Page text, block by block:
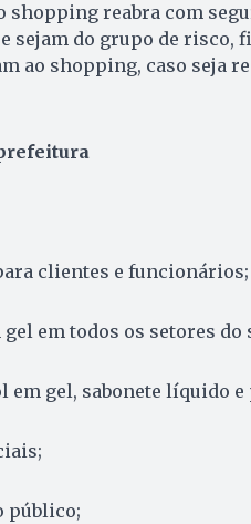
shopping reabra com
sejam do grupo de risco,
ao shopping, caso seja
clientes e funcionários;
em todos os setores do
gel, sabonete líquido e
público;